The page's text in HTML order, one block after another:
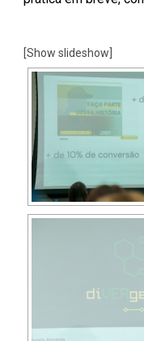
[Show slideshow]